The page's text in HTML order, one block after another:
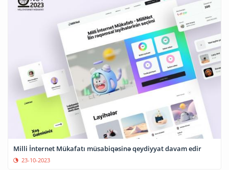
Milli İnternet Mükafatı müsabiqəsinə qeydiyyat davam edir
23-10-2023